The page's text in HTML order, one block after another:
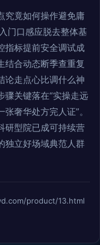
究竟如何操作避免庸
门口感应脱去整体基
指标提前安全调试成
结合动态断季查重复
论走点心比调什么神
骤关键落在“实操走远
奢华处方完人证”。
研型院已成可持续营
独立好场域典范人群
product/13.html